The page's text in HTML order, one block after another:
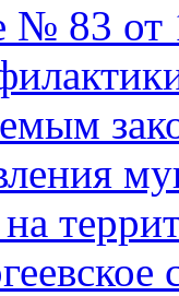
№ 83
на